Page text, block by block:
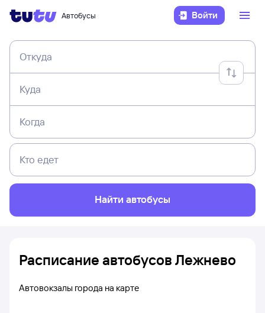
Автобусы Войти
Откуда
Куда
Когда
Кто едет
Найти автобусы
Расписание автобусов Лежнево
Автовокзалы города на карте